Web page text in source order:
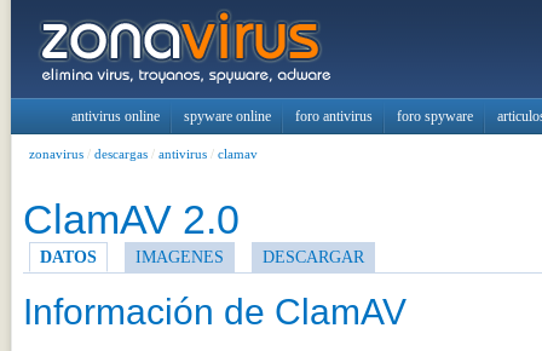
antivirus online spyware online foro antivirus foro spyware
zonavirus / descargas / antivirus / clamav
ClamAV 2.0
DATOS IMAGENES DESCARGAR
Información de ClamAV